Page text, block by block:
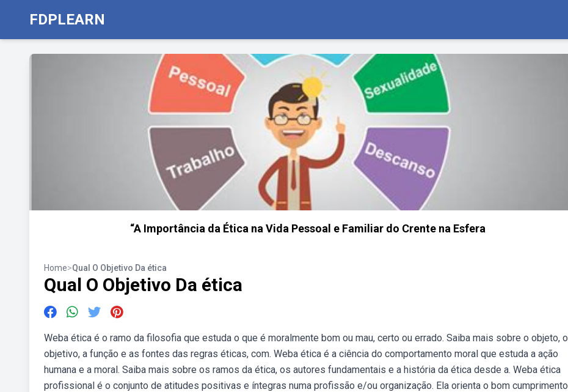
FDPLEARN
“A Importância da Ética na Vida Pessoal e Familiar do Crente na Esfera
Home>Qual O Objetivo Da ética
Qual O Objetivo Da ética
Weba ética é o ramo da filosofia que estuda o que é moralmente bom ou mau, certo ou errado. Saiba mais sobre o objeto, o
objetivo, a função e as fontes das regras éticas, com. Weba ética é a ciência do comportamento moral que estuda a ação
humana e a moral. Saiba mais sobre os ramos da ética, os autores fundamentais e a história da ética desde a. Weba ética
profissional é o conjunto de atitudes positivas e íntegras numa profissão e/ou organização. Ela orienta o bom cumprimento